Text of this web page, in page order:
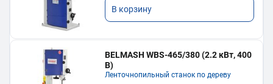
В корзину
BELMASH WBS-465/380 (2.2 кВт, 400
В)
Ленточнопильный станок по дереву